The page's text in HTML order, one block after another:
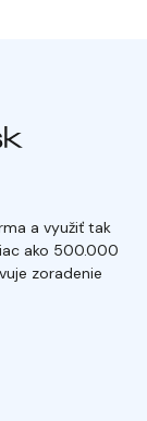
a využiť tak
ako 500.000
zoradenie